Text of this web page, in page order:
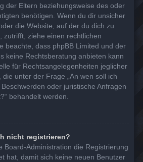
der Eltern beziehungsweise des oder
benötigen. Wenn du dir unsicher
die Website, auf der du dich zu
zutrifft, ziehe einen rechtlichen
beachte, dass phpBB Limited und der
keine Rechtsberatung anbieten kann
für Rechtsangelegenheiten jeglicher
unter der Frage „An wen soll ich
oder juristische Anfragen
behandelt werden.
nicht registrieren?
Board-Administration die Registrierung
hat, damit sich keine neuen Benutzer